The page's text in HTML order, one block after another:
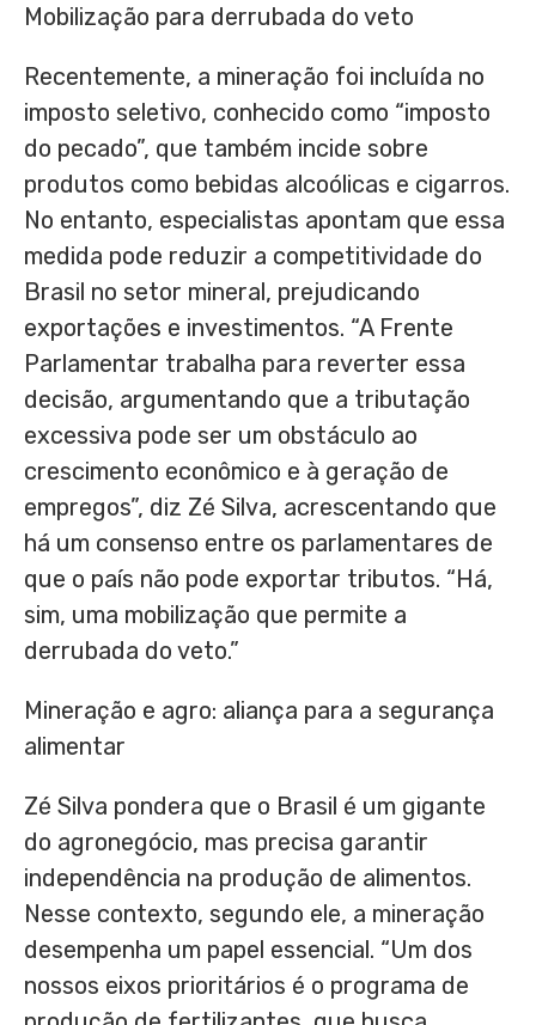
Mobilização para derrubada do veto
Recentemente, a mineração foi incluída no
imposto seletivo, conhecido como “imposto
do pecado”, que também incide sobre
produtos como bebidas alcoólicas e cigarros.
No entanto, especialistas apontam que essa
medida pode reduzir a competitividade do
Brasil no setor mineral, prejudicando
exportações e investimentos. “A Frente
Parlamentar trabalha para reverter essa
decisão, argumentando que a tributação
excessiva pode ser um obstáculo ao
crescimento econômico e à geração de
empregos”, diz Zé Silva, acrescentando que
há um consenso entre os parlamentares de
que o país não pode exportar tributos. “Há,
sim, uma mobilização que permite a
derrubada do veto.”
Mineração e agro: aliança para a segurança
alimentar
Zé Silva pondera que o Brasil é um gigante
do agronegócio, mas precisa garantir
independência na produção de alimentos.
Nesse contexto, segundo ele, a mineração
desempenha um papel essencial. “Um dos
nossos eixos prioritários é o programa de